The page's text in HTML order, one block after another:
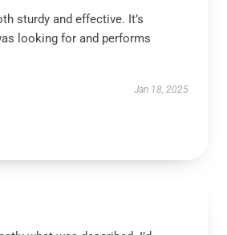
sturdy and effective. It’s
looking for and performs
Jan 18, 2025